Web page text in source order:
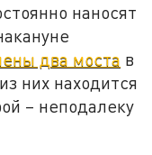
наносят
два моста в
них находится
– неподалеку